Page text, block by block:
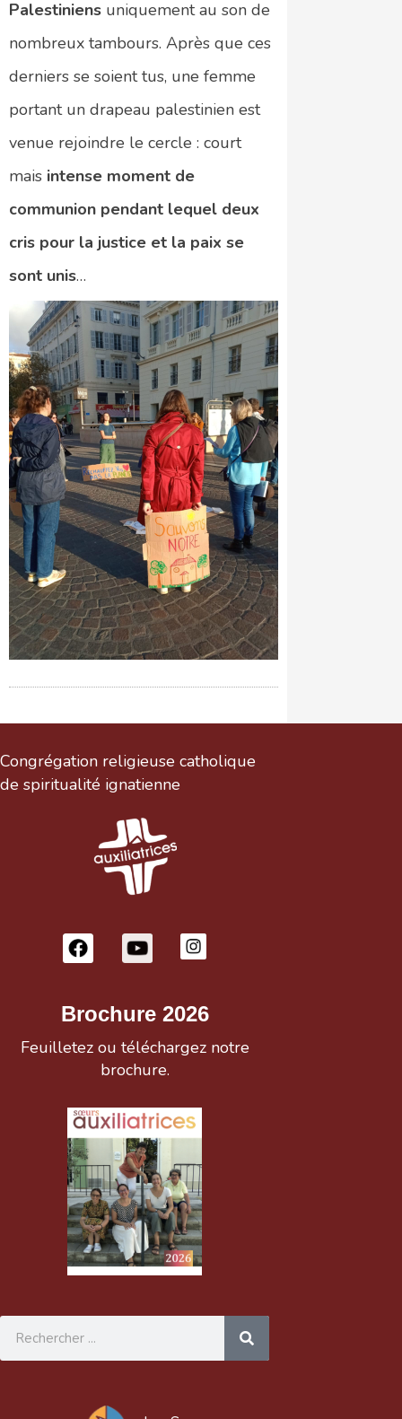
Palestiniens uniquement au son de
nombreux tambours. Après que ces
derniers se soient tus, une femme
portant un drapeau palestinien est
venue rejoindre le cercle : court
mais intense moment de
communion pendant lequel deux
cris pour la justice et la paix se
sont unis…
Congrégation religieuse catholique
de spiritualité ignatienne
Brochure 2026
Feuilletez ou téléchargez notre
brochure.